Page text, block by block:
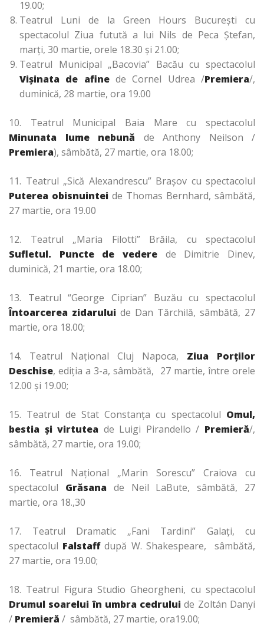
19.00;
Teatrul Luni de la Green Hours Bucureşti cu
spectacolul Ziua futută a lui Nils de Peca Ştefan,
marţi, 30 martie, orele 18.30 şi 21.00;
Teatrul Municipal „Bacovia” Bacău cu spectacolul
Vişinata de afinede Cornel Udrea /Premiera/,
duminică, 28 martie, ora 19.00
10. Teatrul Municipal Baia Mare cu spectacolul
Minunata lume nebună de Anthony Neilson /
Premiera), sâmbătă, 27 martie, ora 18.00;
11. Teatrul „Sică Alexandrescu” Braşov cu spectacolul
Puterea obisnuintei de Thomas Bernhard, sâmbătă,
27 martie, ora 19.00
12. Teatrul „Maria Filotti” Brăila, cu spectacolul
Sufletul. Puncte de vedere de Dimitrie Dinev,
duminică, 21 martie, ora 18.00;
13. Teatrul “George Ciprian” Buzău cu spectacolul
Întoarcerea zidarului de Dan Tărchilă, sâmbătă, 27
martie, ora 18.00;
14. Teatrul Naţional Cluj Napoca, Ziua Porţilor
Deschise, ediţia a 3-a, sâmbătă, 27 martie, între orele
12.00 şi 19.00;
15. Teatrul de Stat Constanţa cu spectacolul Omul,
bestia şi virtutea de Luigi Pirandello / Premieră/,
sâmbătă, 27 martie, ora 19.00;
16. Teatrul Naţional „Marin Sorescu” Craiova cu
spectacolul Grăsanade Neil LaBute, sâmbătă, 27
martie, ora 18.,30
17. Teatrul Dramatic „Fani Tardini” Galaţi, cu
spectacolul Falstaffdupă W. Shakespeare, sâmbătă,
27 martie, ora 19.00;
18. Teatrul Figura Studio Gheorgheni, cu spectacolul
Drumul soarelui în umbra cedruluide Zoltán Danyi
/ Premieră / sâmbătă, 27 martie, ora19.00;